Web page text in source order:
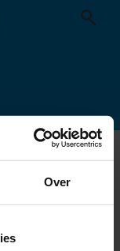
Over
4